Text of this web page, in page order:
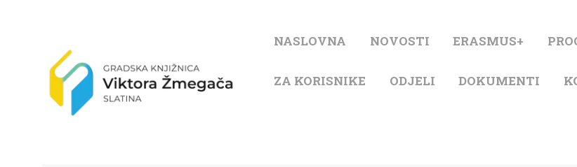
NASLOVNA NOVOSTI ERASMUS+
ZA KORISNIKE ODJELI DOKUMENTI